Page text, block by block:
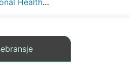
Hva er rollen til Occupational Health Sykepleier